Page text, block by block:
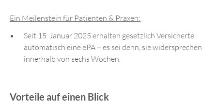
Ein Meilenstein für Patienten & Praxen:
Seit 15. Januar 2025 erhalten gesetzlich Versicherte
automatisch eine ePA – es sei denn, sie widersprechen
innerhalb von sechs Wochen.
Vorteile auf einen Blick